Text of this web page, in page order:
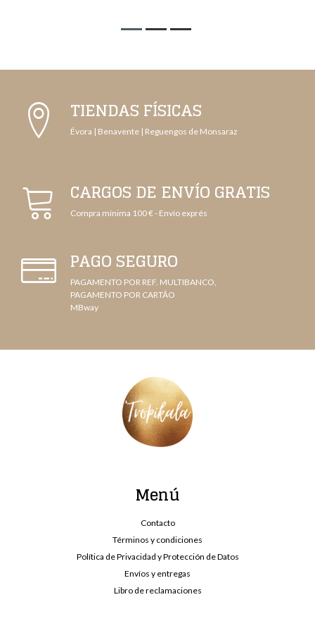
TIENDAS FÍSICAS
Évora | Benavente | Reguengos de Monsaraz
CARGOS DE ENVÍO GRATIS
Compra mínima 100 € - Envío exprés
PAGO SEGURO
PAGAMENTO POR REF. MULTIBANCO,
PAGAMENTO POR CARTÃO
MBway
Menú
Contacto
Términos y condiciones
Política de Privacidad y Protección de Datos
Envíos y entregas
Libro de reclamaciones